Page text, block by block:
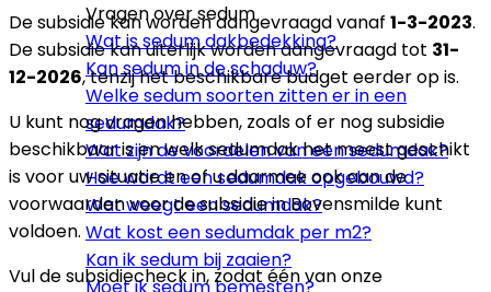
Vragen over sedum
Wat is sedum dakbedekking?
Kan sedum in de schaduw?
Welke sedum soorten zitten er in een
sedumdak?
Wat zijn de voordelen van een sedumdak?
Hoe wordt een sedumdak opgebouwd?
Wat weegt een sedumdak?
Wat kost een sedumdak per m2?
Kan ik sedum bij zaaien?
De subsidie kan worden aangevraagd vanaf 1-3-2023.
De subsidie kan uiterlijk worden aangevraagd tot 31-
12-2026, tenzij het beschikbare budget eerder op is.
U kunt nog vragen hebben, zoals of er nog subsidie
beschikbaar is en welk sedumdak het meest geschikt
is voor uw situatie en of u daarmee ook aan de
voorwaarden voor de subsidie in Bovensmilde kunt
voldoen.
Vul de subsidiecheck in, zodat één van onze